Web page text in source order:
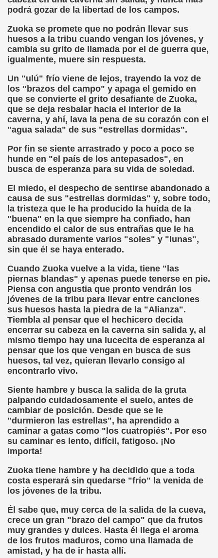
podrá gozar de la libertad de los campos.
Zuoka se promete que no podrán llevar sus
huesos a la tribu cuando vengan los jóvenes, y
cambia su grito de llamada por el de guerra que,
igualmente, muere sin respuesta.
Un "ulú" frío viene de lejos, trayendo la voz de
los "brazos del campo" y apaga el gemido en
que se convierte el grito desafiante de Zuoka,
que se deja resbalar hacia el interior de la
caverna, y ahí, lava la pena de su corazón con el
"agua salada" de sus "estrellas dormidas".
Por fin se siente arrastrado y poco a poco se
hunde en "el país de los antepasados", en
busca de esperanza para su vida de soledad.
El miedo, el despecho de sentirse abandonado a
causa de sus "estrellas dormidas" y, sobre todo,
la tristeza que le ha producido la huída de la
"buena" en la que siempre ha confiado, han
encendido el calor de sus entrañas que le ha
abrasado duramente varios "soles" y "lunas",
sin que él se haya enterado.
Cuando Zuoka vuelve a la vida, tiene "las
piernas blandas" y apenas puede tenerse en pie.
Piensa con angustia que pronto vendrán los
jóvenes de la tribu para llevar entre canciones
sus huesos hasta la piedra de la "Alianza".
Tiembla al pensar que el hechicero decida
encerrar su cabeza en la caverna sin salida y, al
mismo tiempo hay una lucecita de esperanza al
pensar que los que vengan en busca de sus
huesos, tal vez, quieran llevarlo consigo al
encontrarlo vivo.
Siente hambre y busca la salida de la gruta
palpando cuidadosamente el suelo, antes de
cambiar de posición. Desde que se le
"durmieron las estrellas", ha aprendido a
caminar a gatas como "los cuatropiés". Por eso
su caminar es lento, difícil, fatigoso. ¡No
importa!
Zuoka tiene hambre y ha decidido que a toda
costa esperará sin quedarse "frío" la venida de
los jóvenes de la tribu.
Él sabe que, muy cerca de la salida de la cueva,
crece un gran "brazo del campo" que da frutos
muy grandes y dulces. Hasta él llega el aroma
de los frutos maduros, como una llamada de
amistad, y ha de ir hasta allí.
de Lectura para los Ciegos (Eutiquio Cabrerizo)
Alicante (Juan José Miñana Estruch)
Blas Sánchez)
Sanz)
(Lola Bogas)
Ciego Integrado a la Escuela Regular (José
Solana)
(Pedro Zurita)
el Alumnado y Carta del Director a los padres (Col.
Braille Como Medio de Lectura y Escritura (Dr. Phil
(Àngel Mas Parera)
(Alberto Gil)
Gil)
Ruiz Carrión)
Barcelona (Àngel Mas Parera)
Centenera)
Figueroa)
4 de Enero de 2016 (Alberto gil)
Valentines)
(Associació Catalana per a la Integració del Cec)
Ordóñez)
Jesús Cañamares)
gil)